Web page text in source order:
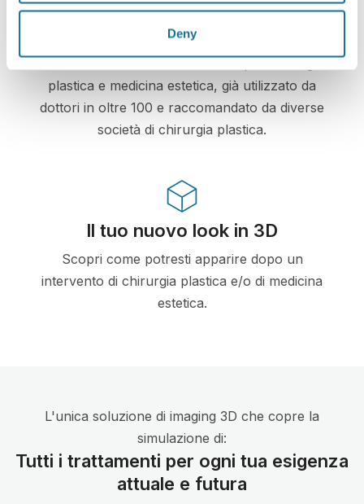
Deny
High-Tech
plastica e medicina estetica, già utilizzato da
dottori in oltre 100 e raccomandato da diverse
società di chirurgia plastica.
Il tuo nuovo look in 3D
Scopri come potresti apparire dopo un
intervento di chirurgia plastica e/o di medicina
estetica.
L'unica soluzione di imaging 3D che copre la
simulazione di:
Tutti i trattamenti per ogni tua esigenza
attuale e futura